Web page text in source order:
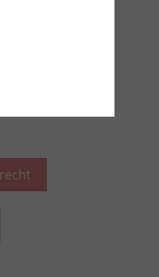
lesen